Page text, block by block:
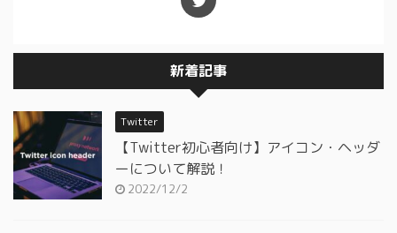
新着記事
Twitter
【Twitter初心者向け】アイコン・ヘッダ
ーについて解説！
2022/12/2